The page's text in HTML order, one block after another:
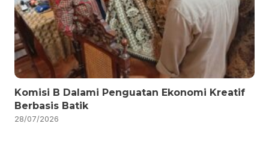
Komisi B Dalami Penguatan Ekonomi Kreatif
Berbasis Batik
28/07/2026